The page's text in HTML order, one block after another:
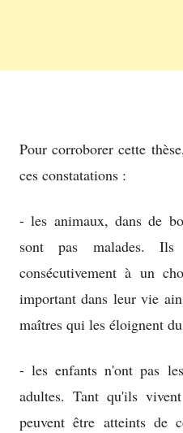
Pour corroborer cette
ces constatations :
- les animaux, dans de
sont pas malades.
consécutivement à un
important dans leur vie
maîtres qui les éloignent
- les enfants n'ont pas
adultes. Tant qu'ils
peuvent être atteints de